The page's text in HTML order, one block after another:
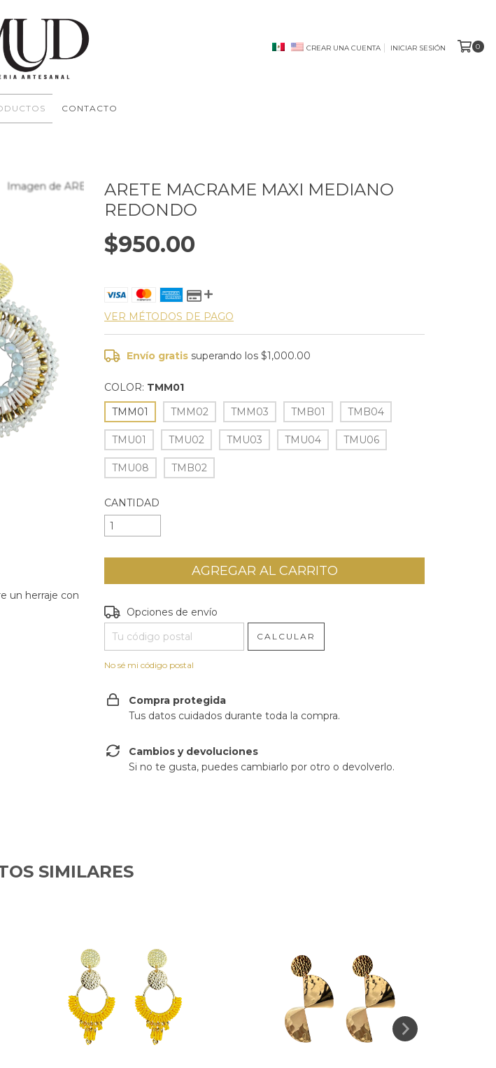
CREAR UNA CUENTA INICIAR SESIÓN 0
CONTACTO
un herraje con
ARETE MACRAME MAXI MEDIANO
REDONDO
$950.00
VER MÉTODOS DE PAGO
Envío gratis superando los$1,000.00
COLOR: TMM01
TMM01
TMM02 TMM03 TMB01 TMB04
TMU01 TMU02 TMU03 TMU04 TMU06
TMU08 TMB02
CANTIDAD
Entregas para el CP:
Opciones de envío
CALCULAR
No sé mi código postal
Compra protegida
Tus datos cuidados durante toda la compra.
Cambios y devoluciones
Si no te gusta, puedes cambiarlo por otro o devolverlo.
SIMILARES